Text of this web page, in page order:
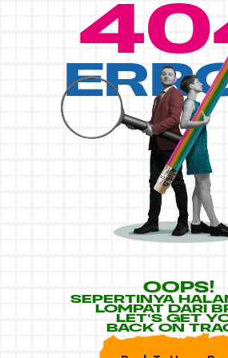
OOPS!
SEPERTINYA
LOMPAT DARI
LET'S GET
BACK ON